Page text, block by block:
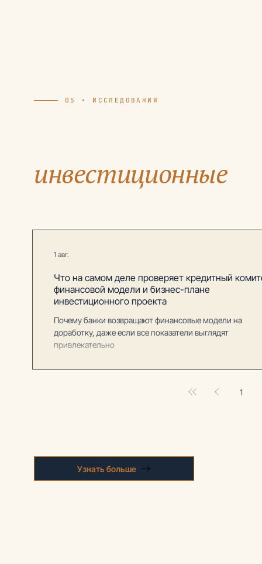
05 • ИССЛЕДОВАНИЯ
инвестиционные
Что на самом деле проверяет кредитный
финансовой модели и бизнес-плане
инвестиционного проекта
Почему банки возвращают финансовые модели на
доработку, даже если все показатели выглядят
привлекательно
1 авг.
1
Узнать больше